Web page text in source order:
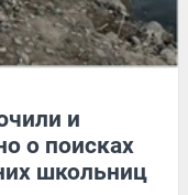
и
о поисках
школьниц